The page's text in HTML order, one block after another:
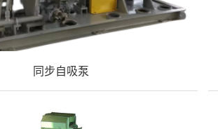
同步自吸泵